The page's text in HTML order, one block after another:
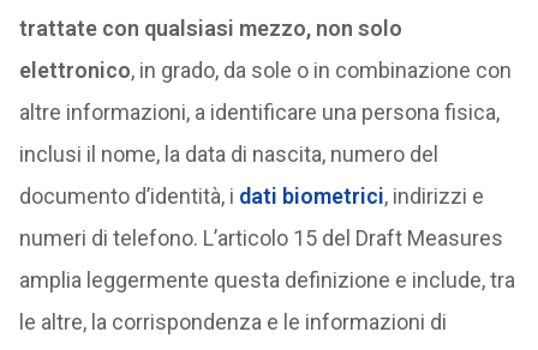
trattate con qualsiasi mezzo, non solo
elettronico, in grado, da sole o in combinazione con
altre informazioni, a identificare una persona fisica,
inclusi il nome, la data di nascita, numero del
documento d’identità, i dati biometrici, indirizzi e
numeri di telefono. L’articolo 15 del Draft Measures
amplia leggermente questa definizione e include, tra
le altre, la corrispondenza e le informazioni di